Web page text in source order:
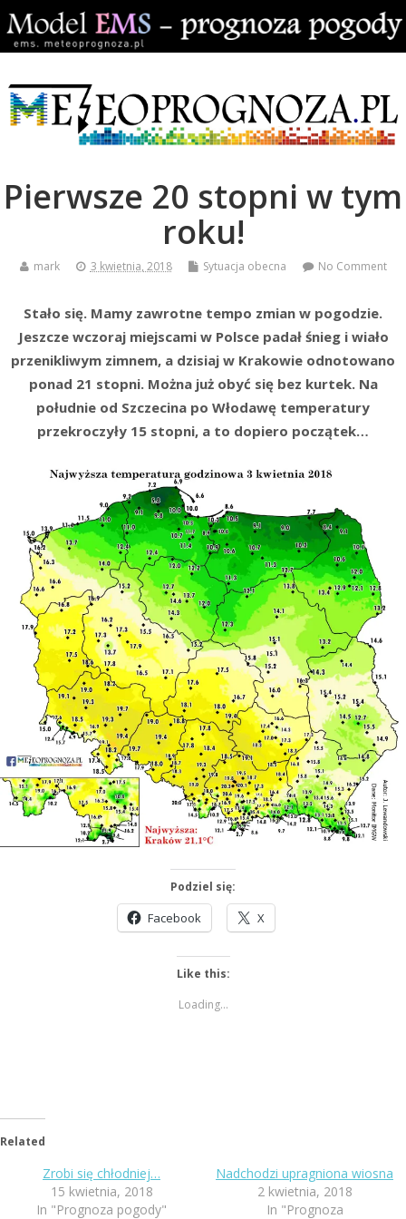
Pierwsze 20 stopni w tym
roku!
mark 3 kwietnia, 2018 Sytuacja obecna No Comment
Stało się. Mamy zawrotne tempo zmian w pogodzie.
Jeszcze wczoraj miejscami w Polsce padał śnieg i wiało
przenikliwym zimnem, a dzisiaj w Krakowie odnotowano
ponad 21 stopni. Można już obyć się bez kurtek. Na
południe od Szczecina po Włodawę temperatury
przekroczyły 15 stopni, a to dopiero początek…
Podziel się:
Facebook X
Like this:
Loading...
Related
Zrobi się chłodniej…
15 kwietnia, 2018
In "Prognoza pogody"
Nadchodzi upragniona wiosna
2 kwietnia, 2018
In "Prognoza